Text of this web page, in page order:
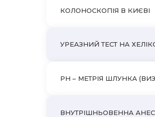
КОЛОНОСКОПІЯ В КИЄВІ
УРЕАЗНИЙ ТЕСТ НА
PH – МЕТРІЯ ШЛУНКА
ВНУТРІШНЬОВЕННА